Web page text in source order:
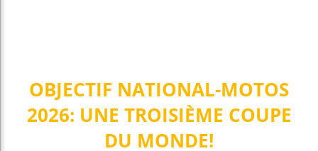
OBJECTIF NATIONAL-MOTOS
2026: UNE TROISIÈME COUPE
DU MONDE!